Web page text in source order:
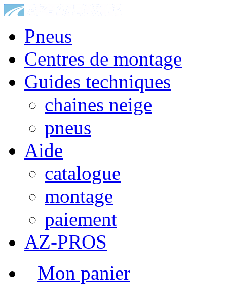
Pneus
Centres de montage
Guides techniques
chaines neige
pneus
Aide
catalogue
montage
paiement
AZ-PROS
Mon panier